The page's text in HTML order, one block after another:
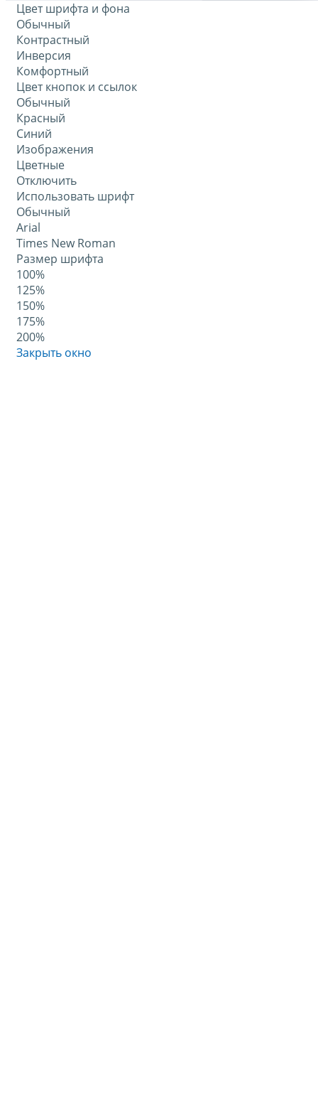
Цвет шрифта и фона
Обычный
Контрастный
Инверсия
Комфортный
Цвет кнопок и ссылок
Обычный
Красный
Синий
Изображения
Цветные
Отключить
Использовать шрифт
Обычный
Arial
Times New Roman
Размер шрифта
100%
125%
150%
175%
200%
Закрыть окно